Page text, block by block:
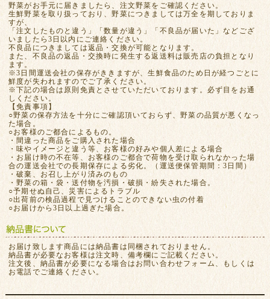
野菜がお手元に届きましたら、注文野菜をご確認ください。
生鮮野菜を取り扱っており、野菜につきましては万全を期しておりま
すが、
「注文したものと違う」「数量が違う」「不良品が届いた」などござ
いましたら3日以内にご連絡ください。
不良品につきましては返品・交換が可能となります。
また、不良品の返品・交換時に発生する返送料は販売店の負担となり
ます。
※3日間運送会社の保存がききますが、生鮮食品のため日が経つごとに
鮮度が失われますのでご了承ください。
※下記の場合は原則免責とさせていただいております。必ず目をお通
しください。
【免責事項】
○野菜の保存方法を十分にご確認頂いておらず、野菜の品質が悪くなっ
た場合。
○お客様のご都合によるもの。
・間違った商品をご購入された場合
・味やイメージと違う等、お客様の好みや個人差による場合
・お届け時の不在等、お客様のご都合で荷物を受け取られなかった場
合の運送会社での長期保存による劣化。（運送便保管期間：3日間）
・破棄、お召し上がり済みのもの
・野菜の箱・袋・送付物を汚損・破損・紛失された場合。
○予期せぬ自己、災害によるトラブル
○出荷前の検品過程で見つけることのできない虫の付着
○お届けから3日以上過ぎた場合。
お届け致します商品には納品書は同梱されておりません。
納品書が必要なお客様は注文時、備考欄にご記載ください。
注文後、納品書が必要になる場合はお問い合わせフォーム、もしくは
お電話でご連絡ください。